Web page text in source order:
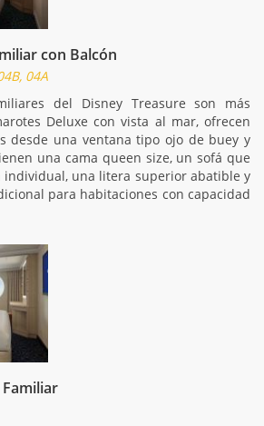
con Balcón
04A
del Disney Treasure son más
Deluxe con vista al mar, ofrecen
desde una ventana tipo ojo de buey y
una cama queen size, un sofá que
individual, una litera superior abatible y
para habitaciones con capacidad